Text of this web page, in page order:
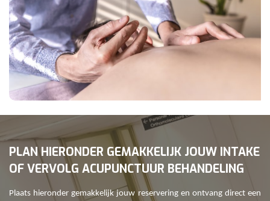
PLAN HIERONDER GEMAKKELIJK JOUW INTAKE
OF VERVOLG ACUPUNCTUUR BEHANDELING
Plaats hieronder gemakkelijk jouw reservering en ontvang direct een